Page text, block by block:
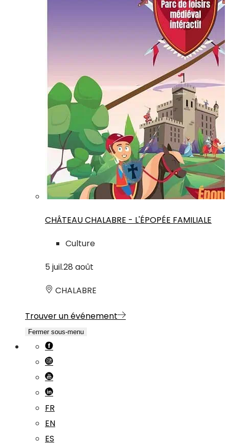
CHÂTEAU CHALABRE - L'ÉPOPÉE FAMILIALE
Culture
5 juil.28 août
CHALABRE
Trouver un événement
Fermer sous-menu
FR
EN
ES